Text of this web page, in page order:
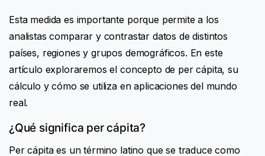
Esta medida es importante porque permite a los
analistas comparar y contrastar datos de distintos
países, regiones y grupos demográficos. En este
artículo exploraremos el concepto de per cápita, su
cálculo y cómo se utiliza en aplicaciones del mundo
real.
¿Qué significa per cápita?
Per cápita es un término latino que se traduce como